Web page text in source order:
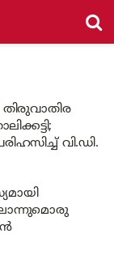
വി.ഡി.